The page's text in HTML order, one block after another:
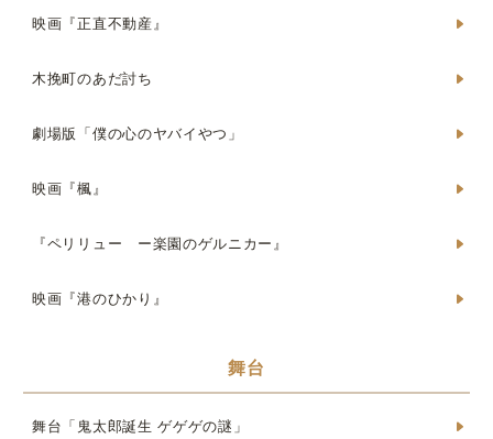
映画『正直不動産』
木挽町のあだ討ち
劇場版「僕の心のヤバイやつ」
映画『楓』
『ペリリュー ー楽園のゲルニカー』
映画『港のひかり』
舞台
舞台「鬼太郎誕生 ゲゲゲの謎」